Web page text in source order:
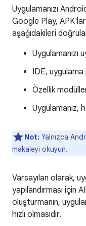
Uygulamanızı
Google Play,
aşağıdakileri
IDE, uygulama
Özellik
Uygulamanız,
Not: Yalnızca
makaleyi okuyun.
Varsayılan olarak,
yapılandırması için
oluşturmanın,
hızlı olmasıdır.